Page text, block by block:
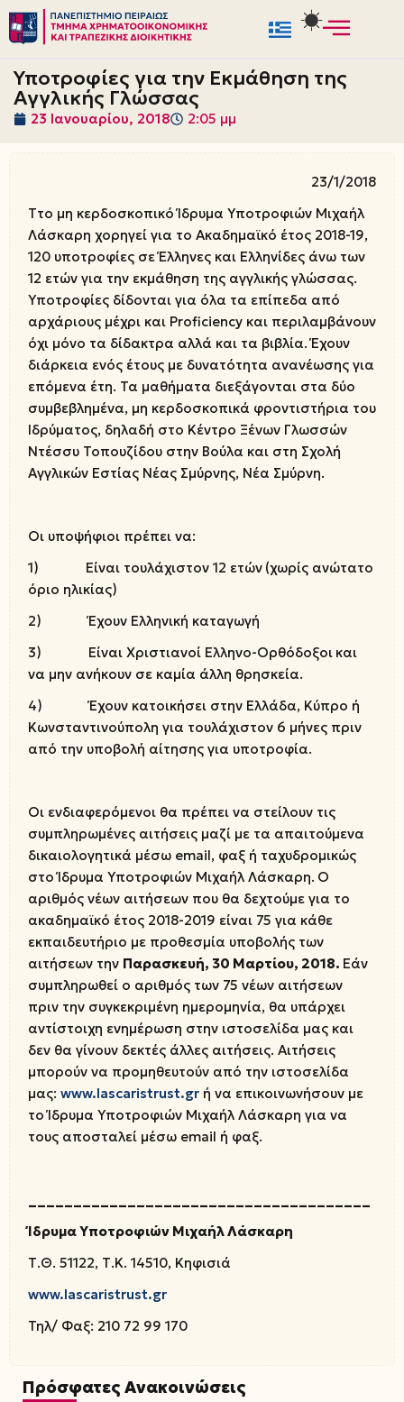
Μεταπηδήστε
στο
περιεχόμενο
Υποτροφίες για την Εκμάθηση της
Αγγλικής Γλώσσας
23 Ιανουαρίου, 2018 2:05 μμ
23/1/2018
Tτο μη κερδοσκοπικό Ίδρυμα Υποτροφιών Μιχαήλ
Λάσκαρη χορηγεί για το Ακαδημαϊκό έτος 2018-19,
120 υποτροφίες σε Έλληνες και Ελληνίδες άνω των
12 ετών για την εκμάθηση της αγγλικής γλώσσας.
Υποτροφίες δίδονται για όλα τα επίπεδα από
αρχάριους μέχρι και Proficiency και περιλαμβάνουν
όχι μόνο τα δίδακτρα αλλά και τα βιβλία. Έχουν
διάρκεια ενός έτους με δυνατότητα ανανέωσης για
επόμενα έτη. Τα μαθήματα διεξάγονται στα δύο
συμβεβλημένα, μη κερδοσκοπικά φροντιστήρια του
Ιδρύματος, δηλαδή στο Κέντρο Ξένων Γλωσσών
Ντέσσυ Τοπουζίδου στην Βούλα και στη Σχολή
Αγγλικών Εστίας Νέας Σμύρνης, Νέα Σμύρνη.
Οι υποψήφιοι πρέπει να:
1) Είναι τουλάχιστον 12 ετών (χωρίς ανώτατο
όριο ηλικίας)
2) Έχουν Ελληνική καταγωγή
3) Είναι Χριστιανοί Ελληνο-Ορθόδοξοι και
να μην ανήκουν σε καμία άλλη θρησκεία.
4) Έχουν κατοικήσει στην Ελλάδα, Κύπρο ή
Κωνσταντινούπολη για τουλάχιστον 6 μήνες πριν
από την υποβολή αίτησης για υποτροφία.
Οι ενδιαφερόμενοι θα πρέπει να στείλουν τις
συμπληρωμένες αιτήσεις μαζί με τα απαιτούμενα
δικαιολογητικά μέσω email, φαξ ή ταχυδρομικώς
στο Ίδρυμα Υποτροφιών Μιχαήλ Λάσκαρη. Ο
αριθμός νέων αιτήσεων που θα δεχτούμε για το
ακαδημαϊκό έτος 2018-2019 είναι 75 για κάθε
εκπαιδευτήριο με προθεσμία υποβολής των
αιτήσεων την Παρασκευή, 30 Μαρτίου, 2018. Εάν
συμπληρωθεί ο αριθμός των 75 νέων αιτήσεων
πριν την συγκεκριμένη ημερομηνία, θα υπάρχει
αντίστοιχη ενημέρωση στην ιστοσελίδα μας και
δεν θα γίνουν δεκτές άλλες αιτήσεις. Αιτήσεις
μπορούν να προμηθευτούν από την ιστοσελίδα
μας: www.lascaristrust.gr ή να επικοινωνήσουν με
το Ίδρυμα Υποτροφιών Μιχαήλ Λάσκαρη για να
τους αποσταλεί μέσω email ή φαξ.
Ίδρυμα Υποτροφιών Μιχαήλ Λάσκαρη
Τ.Θ. 51122, Τ.Κ. 14510, Κηφισιά
www.lascaristrust.gr
Τηλ/ Φαξ: 210 72 99 170
Πρόσφατες Ανακοινώσεις